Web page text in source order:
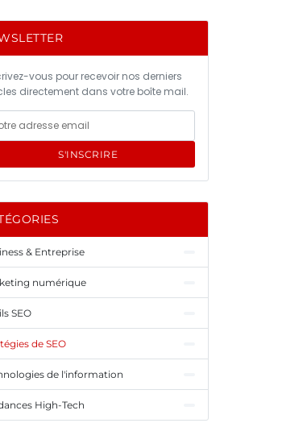
vous pour recevoir nos derniers
directement dans votre boîte mail.
S'INSCRIRE
& Entreprise
numérique
SEO
de SEO
de l'information
High-Tech